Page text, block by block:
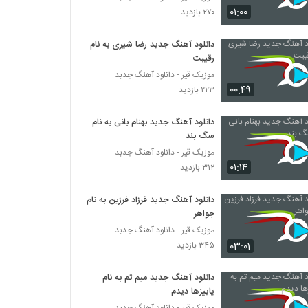
دانلود آهنگ بمان از مهدی مطلق
۲۹۷ بازدید
دانلود آهنگ رضا همتی لب دریا
دانلود آهنگ جدید و زیبای علیرضا عباس زاده با
نام فنجون برعکس
۳۴۰ بازدید
Delfani Khab)
۳۳۳ بازدید
آهنگ سعید کشاورز بنام ایده آل
۳۸۳ بازدید
دانلود آهنگ دامون نوردین دیوانه شو
۴۰۱ بازدید
۰۱:۰۰
۲۷۰ بازدید
۰۰:۴۹
دانلود آهنگ جدید رضا شیری به نام
رقیبت
موزیک قیر - دانلود آهنگ جدبد
۲۲۳ بازدید
۰۱:۱۴
دانلود آهنگ جدید بهنام بانی به نام
سگ بند
موزیک قیر - دانلود آهنگ جدبد
۳۱۲ بازدید
۰۳:۰۱
دانلود آهنگ جدید فرزاد فرزین به نام
جواهر
موزیک قیر - دانلود آهنگ جدبد
۳۴۵ بازدید
دانلود آهنگ جدید میم تم به نام
پاییزها دیدم